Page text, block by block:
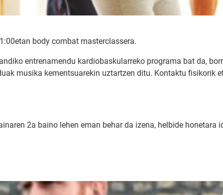
body combat masterclassera.
entrenamendu kardiobaskularreko programa bat da,
musika kementsuarekin uztartzen ditu. Kontaktu fisikorik
2a baino lehen eman behar da izena, helbide honetara